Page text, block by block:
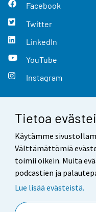
Tietoa
Käytämme
Välttämättömiä
toimii oikein. Muita
podcastien ja
Lue lisää evästeistä.
Facebook
Twitter
LinkedIn
YouTube
Instagram
Yhteystiedot
Palaute
Käyttöehdot
Saavutettavuus